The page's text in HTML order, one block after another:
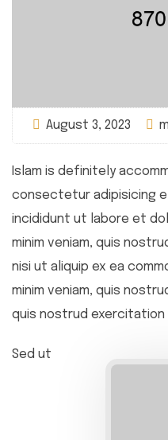
August 3, 2023
Islam is definitely
consectetur adipisicing
incididunt ut labore et
minim veniam, quis
nisi ut aliquip ex ea
minim veniam, quis
quis nostrud exercitation
Sed ut